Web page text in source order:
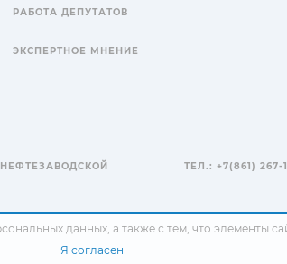
РАБОТА ДЕПУТАТОВ
ЭКСПЕРТНОЕ МНЕНИЕ
НЕФТЕЗАВОДСКОЙ
ТЕЛ.: +7(861) 267-
данных, а также с тем, что элементы
Я согласен